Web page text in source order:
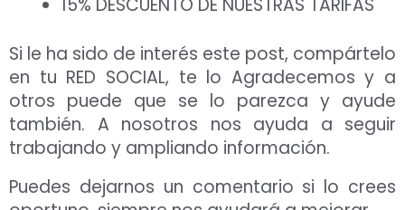
Si le ha sido de interés este post, compártelo
en tu RED SOCIAL, te lo Agradecemos y a
otros puede que se lo parezca y ayude
también. A nosotros nos ayuda a seguir
trabajando y ampliando información.
Puedes dejarnos un comentario si lo crees